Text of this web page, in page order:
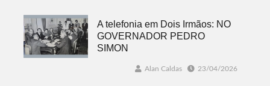
A telefonia em Dois Irmãos: NO
GOVERNADOR PEDRO
SIMON
Alan Caldas 23/04/2026